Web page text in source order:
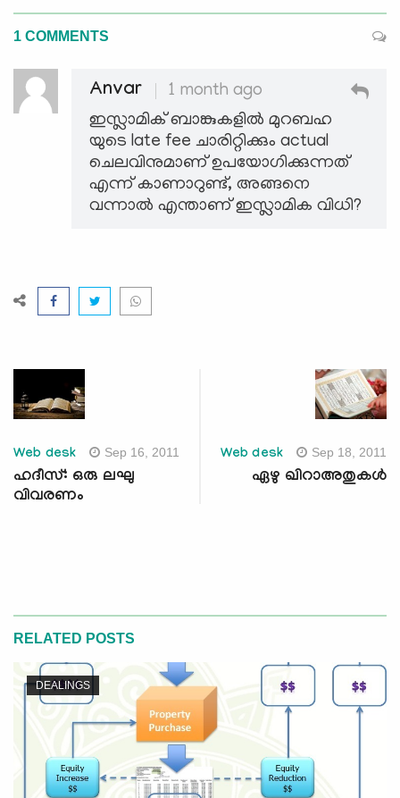
1 COMMENTS
Anvar
1 month ago
ഇസ്ലാമിക് ബാങ്കുകളിൽ മുറബഹ
യുടെ late fee ചാരിറ്റിക്കും actual
ചെലവിനുമാണ് ഉപയോഗിക്കുന്നത്
എന്ന് കാണാറുണ്ട്, അങ്ങനെ
വന്നാൽ എന്താണ് ഇസ്ലാമിക വിധി?
Web desk Sep 16, 2011
ഹദീസ്: ഒരു ലഘു
വിവരണം
Web desk Sep 18, 2011
ഏഴു ഖിറാഅതുകള്‍
RELATED POSTS
DEALINGS